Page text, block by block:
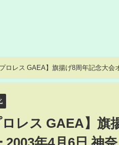
プロレス GAEA】旗揚げ8周年記念大
ロレス GAEA】